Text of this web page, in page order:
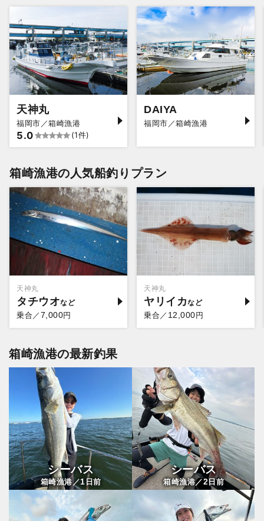
天神丸
福岡市／箱崎漁港
5.0 (1件)
DAIYA
福岡市／箱崎漁港
箱崎漁港の人気船釣りプラン
天神丸
タチウオ
乗合／ 7,000円
天神丸
ヤリイカ
乗合／ 12,000円
箱崎漁港の最新釣果
シーバス
箱崎漁港／1 日前
シーバス
箱崎漁港／2日前